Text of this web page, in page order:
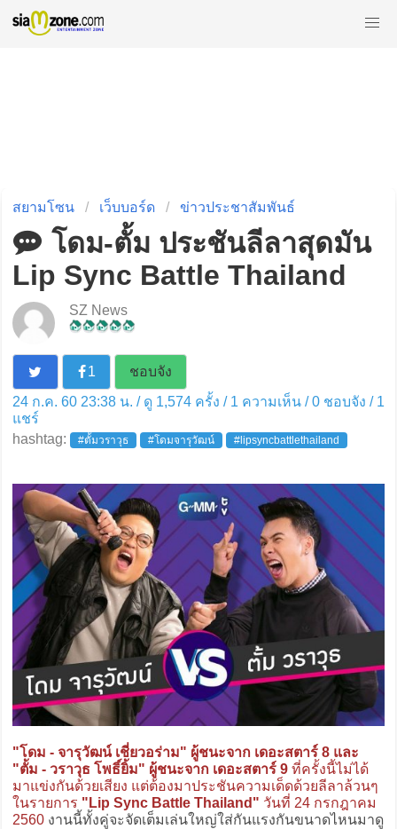
สยามโซน เว็บบอร์ด ข่าวประชาสัมพันธ์
โดม-ตั้ม ประชันลีลาสุดมัน
Lip Sync Battle Thailand
SZ News
1
ชอบจัง
24 ก.ค. 60 23:38 น. / ดู 1,574 ครั้ง / 1 ความเห็น /0ชอบจัง / 1
แชร์
hashtag:
#ตั้มวราวุธ #โดมจารุวัฒน์ #lipsyncbattlethailand
"โดม - จารุวัฒน์ เชี่ยวอร่าม" ผู้ชนะจาก เดอะสตาร์ 8 และ
"ตั้ม - วราวุธ โพธิ์ยิ้ม" ผู้ชนะจาก เดอะสตาร์ 9ที่ครั้งนี้ไม่ได้
มาแข่งกันด้วยเสียง แต่ต้องมาประชันความเด็ดด้วยลีลาล้วนๆ
ในรายการ "Lip Sync Battle Thailand" วันที่ 24 กรกฎาคม
2560งานนี้ทั้งคู่จะจัดเต็มเล่นใหญ่ใส่กันแรงกันขนาดไหนมาดู